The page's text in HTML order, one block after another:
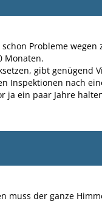
Probleme
Monaten.
gibt genügend
Inspektionen nach
ja ein paar Jahre
muss der ganze